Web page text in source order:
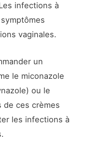
infections à
vaginales.
un
le miconazole
ou le
de ces crèmes
les infections à